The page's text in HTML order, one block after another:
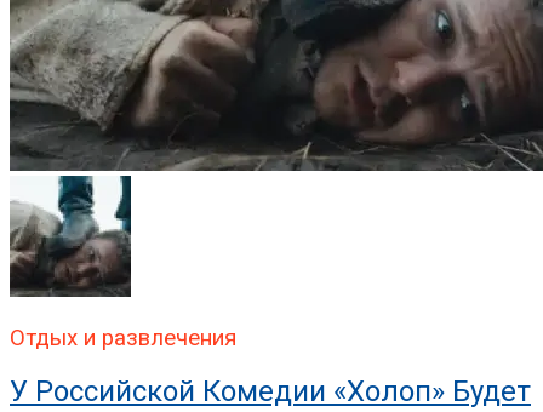
Отдых и развлечения
У Российской Комедии «Холоп» Будет